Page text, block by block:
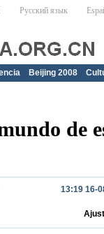
Beijing 2008
de
13:19 16-